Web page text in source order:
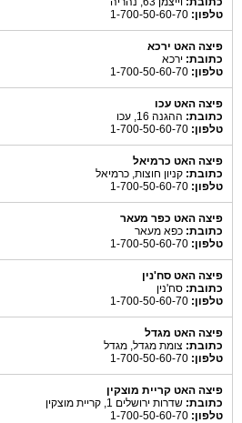
טלפון:
פיצה האט ירכא
כתובת: ירכא
טלפון:
פיצה האט עכו
כתובת: ההגנה 16, עכו
טלפון:
פיצה האט כרמיאל
כתובת: קניון חוצות, כרמיאל
טלפון:
פיצה האט כפר מעאר
כתובת: כפא מעאר
טלפון:
פיצה האט סח'נין
כתובת: סח'נין
טלפון:
פיצה האט מגדל
כתובת: צומת מגדל, מגדל
טלפון:
פיצה האט קריית מוצקין
כתובת: שדרות ירושלים 1, קריית מוצקין
טלפון: